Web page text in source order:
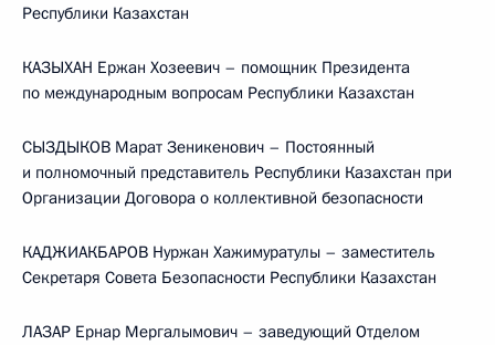
Республики Казахстан
КАЗЫХАН Ержан Хозеевич – помощник Президента
по международным вопросам Республики Казахстан
СЫЗДЫКОВ Марат Зеникенович – Постоянный
и полномочный представитель Республики Казахстан при
Организации Договора о коллективной безопасности
КАДЖИАКБАРОВ Нуржан Хажимуратулы – заместитель
Секретаря Совета Безопасности Республики Казахстан
ЛАЗАР Ернар Мергалымович – заведующий Отделом